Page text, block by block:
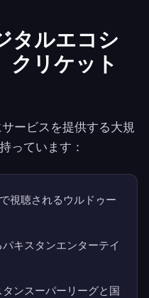
タルエコシ
クリケット
ービスを提供する大規
っています：
視聴されるウルドゥー
キスタンエンターテイ
ンスーパーリーグと国